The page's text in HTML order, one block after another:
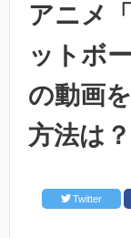
アニメ
ットボ
の動画
方法は？
Twitter